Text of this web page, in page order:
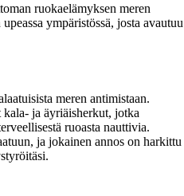
ruokaelämyksen meren
ympäristössä, josta avautuu
meren antimistaan.
ja äyriäisherkut, jotka
ruoasta nauttivia.
ja jokainen annos on harkittu